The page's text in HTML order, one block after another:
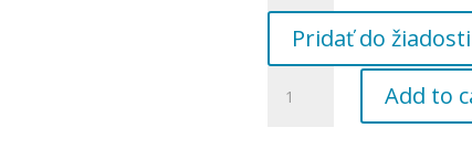
Combo
Expert
4SP
5/17
Pridať do
BW
Add to